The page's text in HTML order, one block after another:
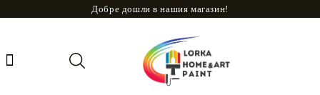
Добре дошли в нашия магазин!